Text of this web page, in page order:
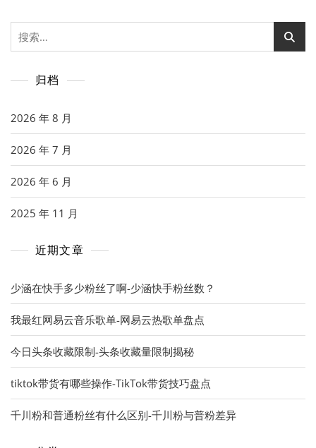
搜
索：
归档
2026 年 8 月
2026 年 7 月
2026 年 6 月
2025 年 11 月
近期文章
少涵在快手多少粉丝了啊-少涵快手粉丝数？
我最红网易云音乐歌单-网易云热歌单盘点
今日头条收藏限制-头条收藏量限制揭秘
tiktok带货有哪些操作-TikTok带货技巧盘点
千川粉和普通粉丝有什么区别-千川粉与普粉差异